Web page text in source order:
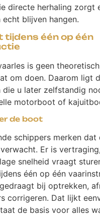
directe herhaling zorgt
blijven hangen.
tijdens één op één
is geen
om doen. Daarom ligt
die u later zelfstandig
motorboot of
de boot
schippers merken
Er is
snelheid vraagt
één op één
bij optrekken,
corrigeren. Dat lijkt
de basis voor alles